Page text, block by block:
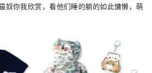
奴你我欣赏，看他们睡的躺的如此慵懒，萌